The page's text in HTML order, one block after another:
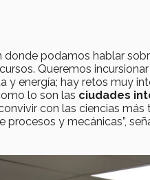
podamos hablar
Queremos
y energía; hay retos muy
lo son las ciudades
con las ciencias
procesos y mecánicas”,